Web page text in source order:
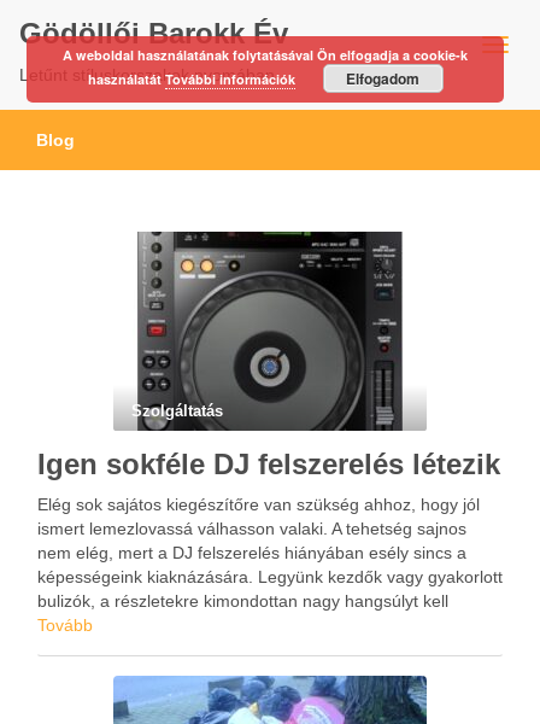
Gödöllői Barokk Év
Letűnt stíluskorszakok nyomában…
Blog
Szolgáltatás
Igen sokféle DJ felszerelés létezik
Elég sok sajátos kiegészítőre van szükség ahhoz, hogy jól
ismert lemezlovassá válhasson valaki. A tehetség sajnos
nem elég, mert a DJ felszerelés hiányában esély sincs a
képességeink kiaknázására. Legyünk kezdők vagy gyakorlott
bulizók, a részletekre kimondottan nagy hangsúlyt kell
fektetni. A zeneszerkesztés jóformán egy külön szakma és
Tovább
A weboldal használatának folytatásával Ön elfogadja a cookie-k
használatátTovábbi információk Elfogadom